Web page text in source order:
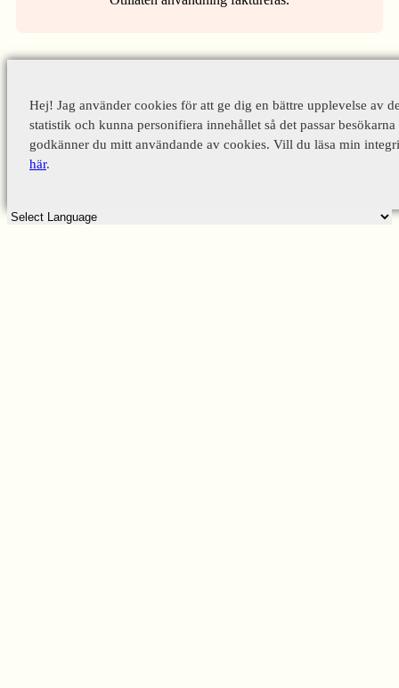
Hej! Jag använder cookies för att ge dig en bättre upplevelse av
statistik och kunna personifiera innehållet så det passar
godkänner du mitt användande av cookies. Vill du läsa min
här.